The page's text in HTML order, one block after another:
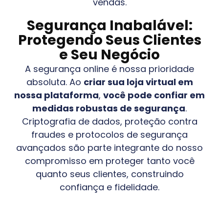
Segurança Inabalável:
Protegendo Seus Clientes
e Seu Negócio
A segurança online é nossa prioridade
absoluta. Ao criar sua loja virtual em
nossa plataforma, você pode confiar em
medidas robustas de segurança.
Criptografia de dados, proteção contra
fraudes e protocolos de segurança
avançados são parte integrante do nosso
compromisso em proteger tanto você
quanto seus clientes, construindo
confiança e fidelidade.